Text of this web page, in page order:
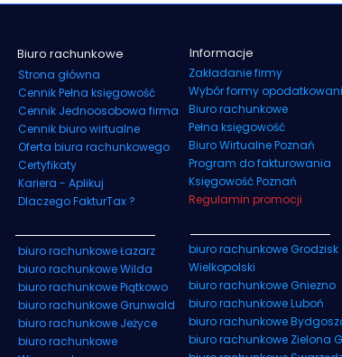
Informacje
Strona główna
Cennik Pełna księgowość
Cennik Jednoosobowa firma
Cennik biuro wirtualne
Oferta biura rachunkowego
Certyfikaty
Kariera - Aplikuj
Dlaczego FakturTax ?
biuro rachunkowe Łazarz
biuro rachunkowe Wilda
biuro rachunkowe Piątkowo
biuro rachunkowe Grunwald
biuro rachunkowe Jeżyce
biuro rachunkowe
Zakładanie firmy
Wybór formy
Biuro rachunkowe
Pełna księgowość
Biuro Wirtualne Poznań
Program do fakturowania
Księgowość Poznań
Regulamin promocji
biuro rachunkowe Grodzisk
Wielkopolski
biuro rachunkowe Gniezno
biuro rachunkowe Luboń
biuro rachunkowe
biuro rachunkowe Zielona
Biuro rachunkowe